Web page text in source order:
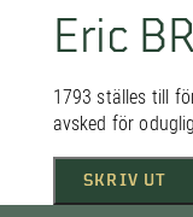
Eric
1793 ställes till
avsked för
SKRIV UT